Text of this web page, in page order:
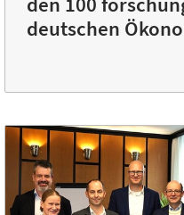
deutschen